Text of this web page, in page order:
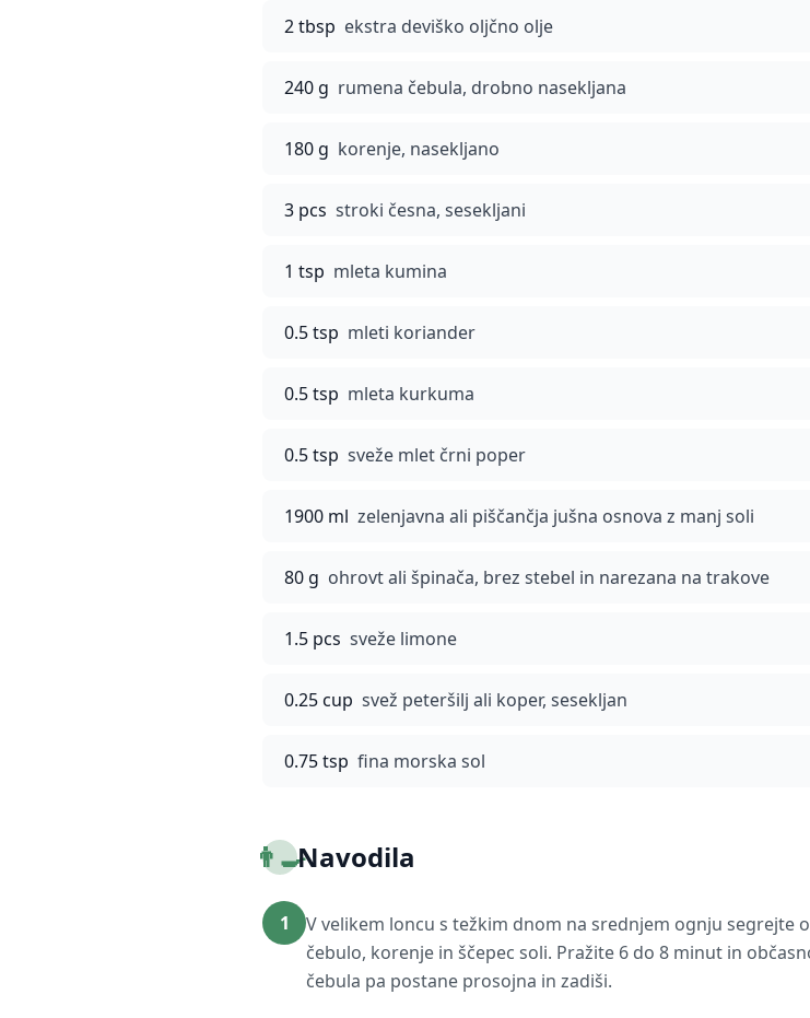
2 tbsp ekstra deviško oljčno olje
240 g rumena čebula, drobno nasekljana
180 g korenje, nasekljano
3 pcs stroki česna, sesekljani
1 tsp mleta kumina
0.5 tsp mleti koriander
0.5 tsp mleta kurkuma
0.5 tsp sveže mlet črni poper
1900 ml zelenjavna ali piščančja jušna osnova z manj soli
80 g ohrovt ali špinača, brez stebel in narezana na trakove
1.5 pcs sveže limone
0.25 cup svež peteršilj ali koper, sesekljan
0.75 tsp fina morska sol
👨‍🍳Navodila
1
V velikem loncu s težkim dnom na srednjem ognju segrejte
čebulo, korenje in ščepec soli. Pražite 6 do 8 minut in
čebula pa postane prosojna in zadiši.